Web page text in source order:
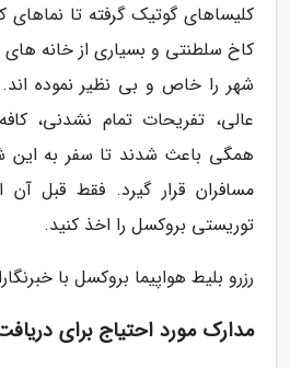
کلیساهای گوتیک گرفته تا نماهای
کاخ سلطنتی و بسیاری از خانه های
شهر را خاص و بی نظیر نموده اند.
عالی، تفریحات تمام نشدنی،
همگی باعث شدند تا سفر به این
مسافران قرار گیرد. فقط قبل
توریستی بروکسل را اخذ کنید.
رزرو بلیط هواپیما بروکسل با
مدارک مورد احتیاج برای